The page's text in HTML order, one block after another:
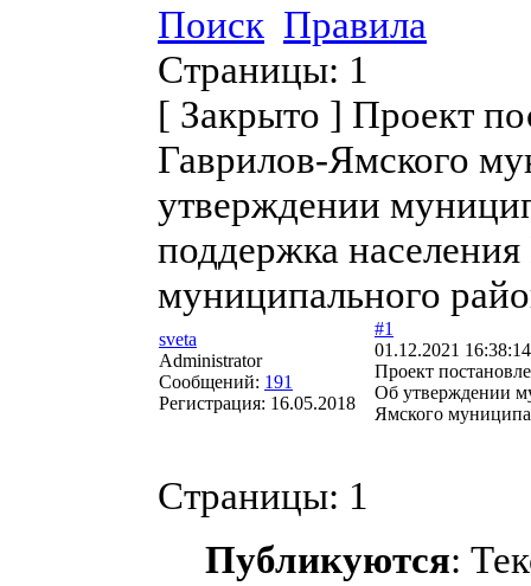
Поиск Правила
Страницы: 1
[ Закрыто ] Проект
Гаврилов-Ямского
утверждении
поддержка
муниципального
sveta
Administrator
Сообщений: 191
Регистрация: 16.05.2018
#1
01.12.2021 16:38:14
Проект
Об утверждении
Ямского
Страницы: 1
Публикуются: